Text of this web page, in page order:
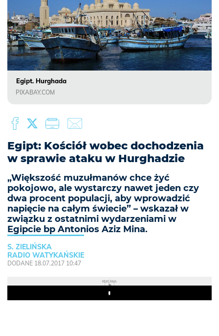
Egipt. Hurghada
PIXABAY.COM
Egipt: Kościół wobec dochodzenia
w sprawie ataku w Hurghadzie
„Większość muzułmanów chce żyć
pokojowo, ale wystarczy nawet jeden czy
dwa procent populacji, aby wprowadzić
napięcie na całym świecie” – wskazał w
związku z ostatnimi wydarzeniami w
Egipcie bp Antonios Aziz Mina.
S. ZIELIŃSKA
RADIO WATYKAŃSKIE
DODANE 18.07.2017 10:47
REKLAMA
Play